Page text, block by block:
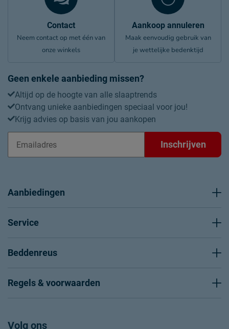
Contact
Neem contact op met één van
onze winkels
Aankoop annuleren
Maak eenvoudig gebruik van
je wettelijke bedenktijd
Geen enkele aanbieding missen?
Altijd op de hoogte van alle slaaptrends
Ontvang unieke aanbiedingen speciaal voor jou!
Krijg advies op basis van jou aankopen
Inschrijven
Aanbiedingen
Service
Beddenreus
Regels & voorwaarden
Volg ons